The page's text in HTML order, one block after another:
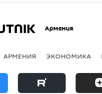
Армения
АРМЕНИЯ ЭКОНОМИКА